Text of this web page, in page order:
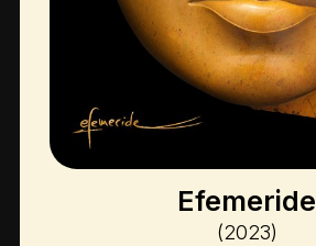
Efemeride
(2023)